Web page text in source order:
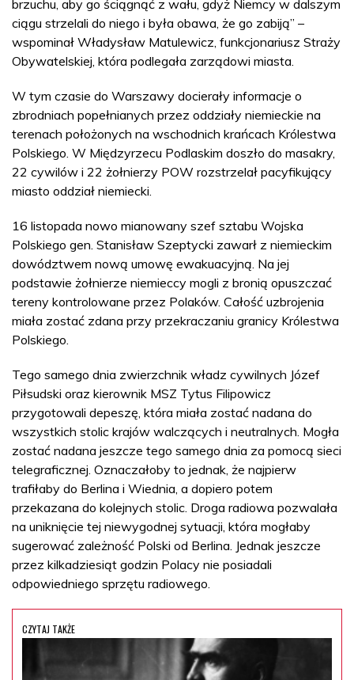
brzuchu, aby go ściągnąć z wału, gdyż Niemcy w dalszym
ciągu strzelali do niego i była obawa, że go zabiją” –
wspominał Władysław Matulewicz, funkcjonariusz Straży
Obywatelskiej, która podlegała zarządowi miasta.
W tym czasie do Warszawy docierały informacje o
zbrodniach popełnianych przez oddziały niemieckie na
terenach położonych na wschodnich krańcach Królestwa
Polskiego. W Międzyrzecu Podlaskim doszło do masakry,
22 cywilów i 22 żołnierzy POW rozstrzelał pacyfikujący
miasto oddział niemiecki.
16 listopada nowo mianowany szef sztabu Wojska
Polskiego gen. Stanisław Szeptycki zawarł z niemieckim
dowództwem nową umowę ewakuacyjną. Na jej
podstawie żołnierze niemieccy mogli z bronią opuszczać
tereny kontrolowane przez Polaków. Całość uzbrojenia
miała zostać zdana przy przekraczaniu granicy Królestwa
Polskiego.
Tego samego dnia zwierzchnik władz cywilnych Józef
Piłsudski oraz kierownik MSZ Tytus Filipowicz
przygotowali depeszę, która miała zostać nadana do
wszystkich stolic krajów walczących i neutralnych. Mogła
zostać nadana jeszcze tego samego dnia za pomocą sieci
telegraficznej. Oznaczałoby to jednak, że najpierw
trafiłaby do Berlina i Wiednia, a dopiero potem
przekazana do kolejnych stolic. Droga radiowa pozwalała
na uniknięcie tej niewygodnej sytuacji, która mogłaby
sugerować zależność Polski od Berlina. Jednak jeszcze
przez kilkadziesiąt godzin Polacy nie posiadali
odpowiedniego sprzętu radiowego.
CZYTAJ TAKŻE